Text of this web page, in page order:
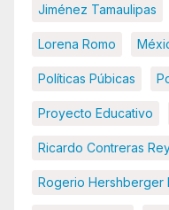
Jiménez Tamaulipas
Lorena Romo
Políticas Púbicas
Proyecto Educativo
Ricardo Contreras
Rogerio Hershberger